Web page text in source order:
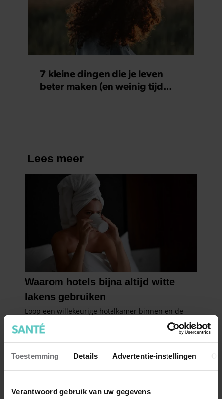
Toestemming Details Advertentie-instellingen
Verantwoord gebruik van uw gegevens
7 kleine dingen die je leven
beter maken (en weinig tijd